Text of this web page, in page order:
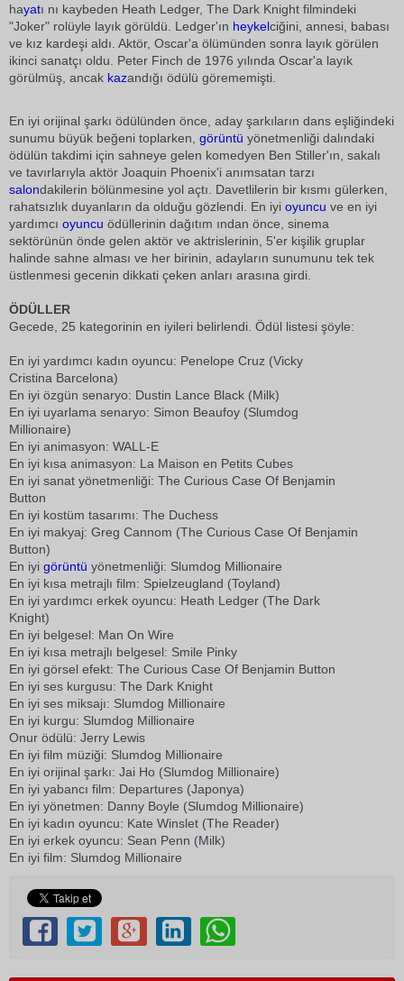
hayatı nı kaybeden Heath Ledger, The Dark Knight filmindeki
"Joker" rolüyle layık görüldü. Ledger'ın heykelciğini, annesi, babası
ve kız kardeşi aldı. Aktör, Oscar'a ölümünden sonra layık görülen
ikinci sanatçı oldu. Peter Finch de 1976 yılında Oscar'a layık
görülmüş, ancak kazandığı ödülü görememişti.
En iyi orijinal şarkı ödülünden önce, aday şarkıların dans eşliğindeki
sunumu büyük beğeni toplarken, görüntü yönetmenliği dalındaki
ödülün takdimi için sahneye gelen komedyen Ben Stiller'ın, sakalı
ve tavırlarıyla aktör Joaquin Phoenix'i anımsatan tarzı
salondakilerin bölünmesine yol açtı. Davetlilerin bir kısmı gülerken,
rahatsızlık duyanların da olduğu gözlendi. En iyi oyuncu ve en iyi
yardımcı oyuncu ödüllerinin dağıtım ından önce, sinema
sektörünün önde gelen aktör ve aktrislerinin, 5'er kişilik gruplar
halinde sahne alması ve her birinin, adayların sunumunu tek tek
üstlenmesi gecenin dikkati çeken anları arasına girdi.
ÖDÜLLER
Gecede, 25 kategorinin en iyileri belirlendi. Ödül listesi şöyle:
En iyi yardımcı kadın oyuncu: Penelope Cruz (Vicky
Cristina Barcelona)
En iyi özgün senaryo: Dustin Lance Black (Milk)
En iyi uyarlama senaryo: Simon Beaufoy (Slumdog
Millionaire)
En iyi animasyon: WALL-E
En iyi kısa animasyon: La Maison en Petits Cubes
En iyi sanat yönetmenliği: The Curious Case Of Benjamin
Button
En iyi kostüm tasarımı: The Duchess
En iyi makyaj: Greg Cannom (The Curious Case Of Benjamin
Button)
En iyi görüntü yönetmenliği: Slumdog Millionaire
En iyi kısa metrajlı film: Spielzeugland (Toyland)
En iyi yardımcı erkek oyuncu: Heath Ledger (The Dark
Knight)
En iyi belgesel: Man On Wire
En iyi kısa metrajlı belgesel: Smile Pinky
En iyi görsel efekt: The Curious Case Of Benjamin Button
En iyi ses kurgusu: The Dark Knight
En iyi ses miksajı: Slumdog Millionaire
En iyi kurgu: Slumdog Millionaire
Onur ödülü: Jerry Lewis
En iyi film müziği: Slumdog Millionaire
En iyi orijinal şarkı: Jai Ho (Slumdog Millionaire)
En iyi yabancı film: Departures (Japonya)
En iyi yönetmen: Danny Boyle (Slumdog Millionaire)
En iyi kadın oyuncu: Kate Winslet (The Reader)
En iyi erkek oyuncu: Sean Penn (Milk)
En iyi film: Slumdog Millionaire